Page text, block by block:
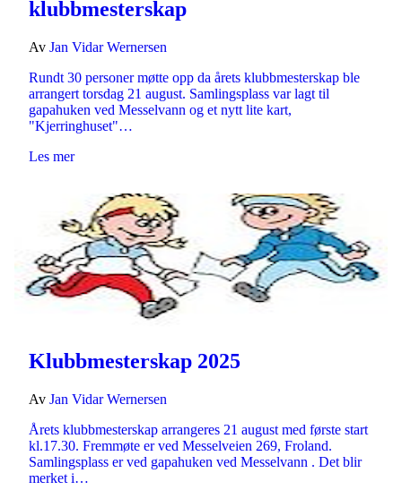
klubbmesterskap
Av Jan Vidar Wernersen
Rundt 30 personer møtte opp da årets klubbmesterskap ble
arrangert torsdag 21 august. Samlingsplass var lagt til
gapahuken ved Messelvann og et nytt lite kart,
"Kjerringhuset"…
Les mer
Klubbmesterskap 2025
Av Jan Vidar Wernersen
Årets klubbmesterskap arrangeres 21 august med første start
kl.17.30. Fremmøte er ved Messelveien 269, Froland.
Samlingsplass er ved gapahuken ved Messelvann . Det blir
merket i…